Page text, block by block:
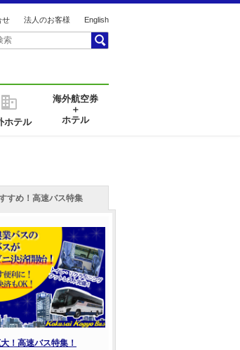
せ 法人のお客様 English
ホテル
海外航空券
＋
ホテル
すめ！高速バス特集
！高速バス特集！